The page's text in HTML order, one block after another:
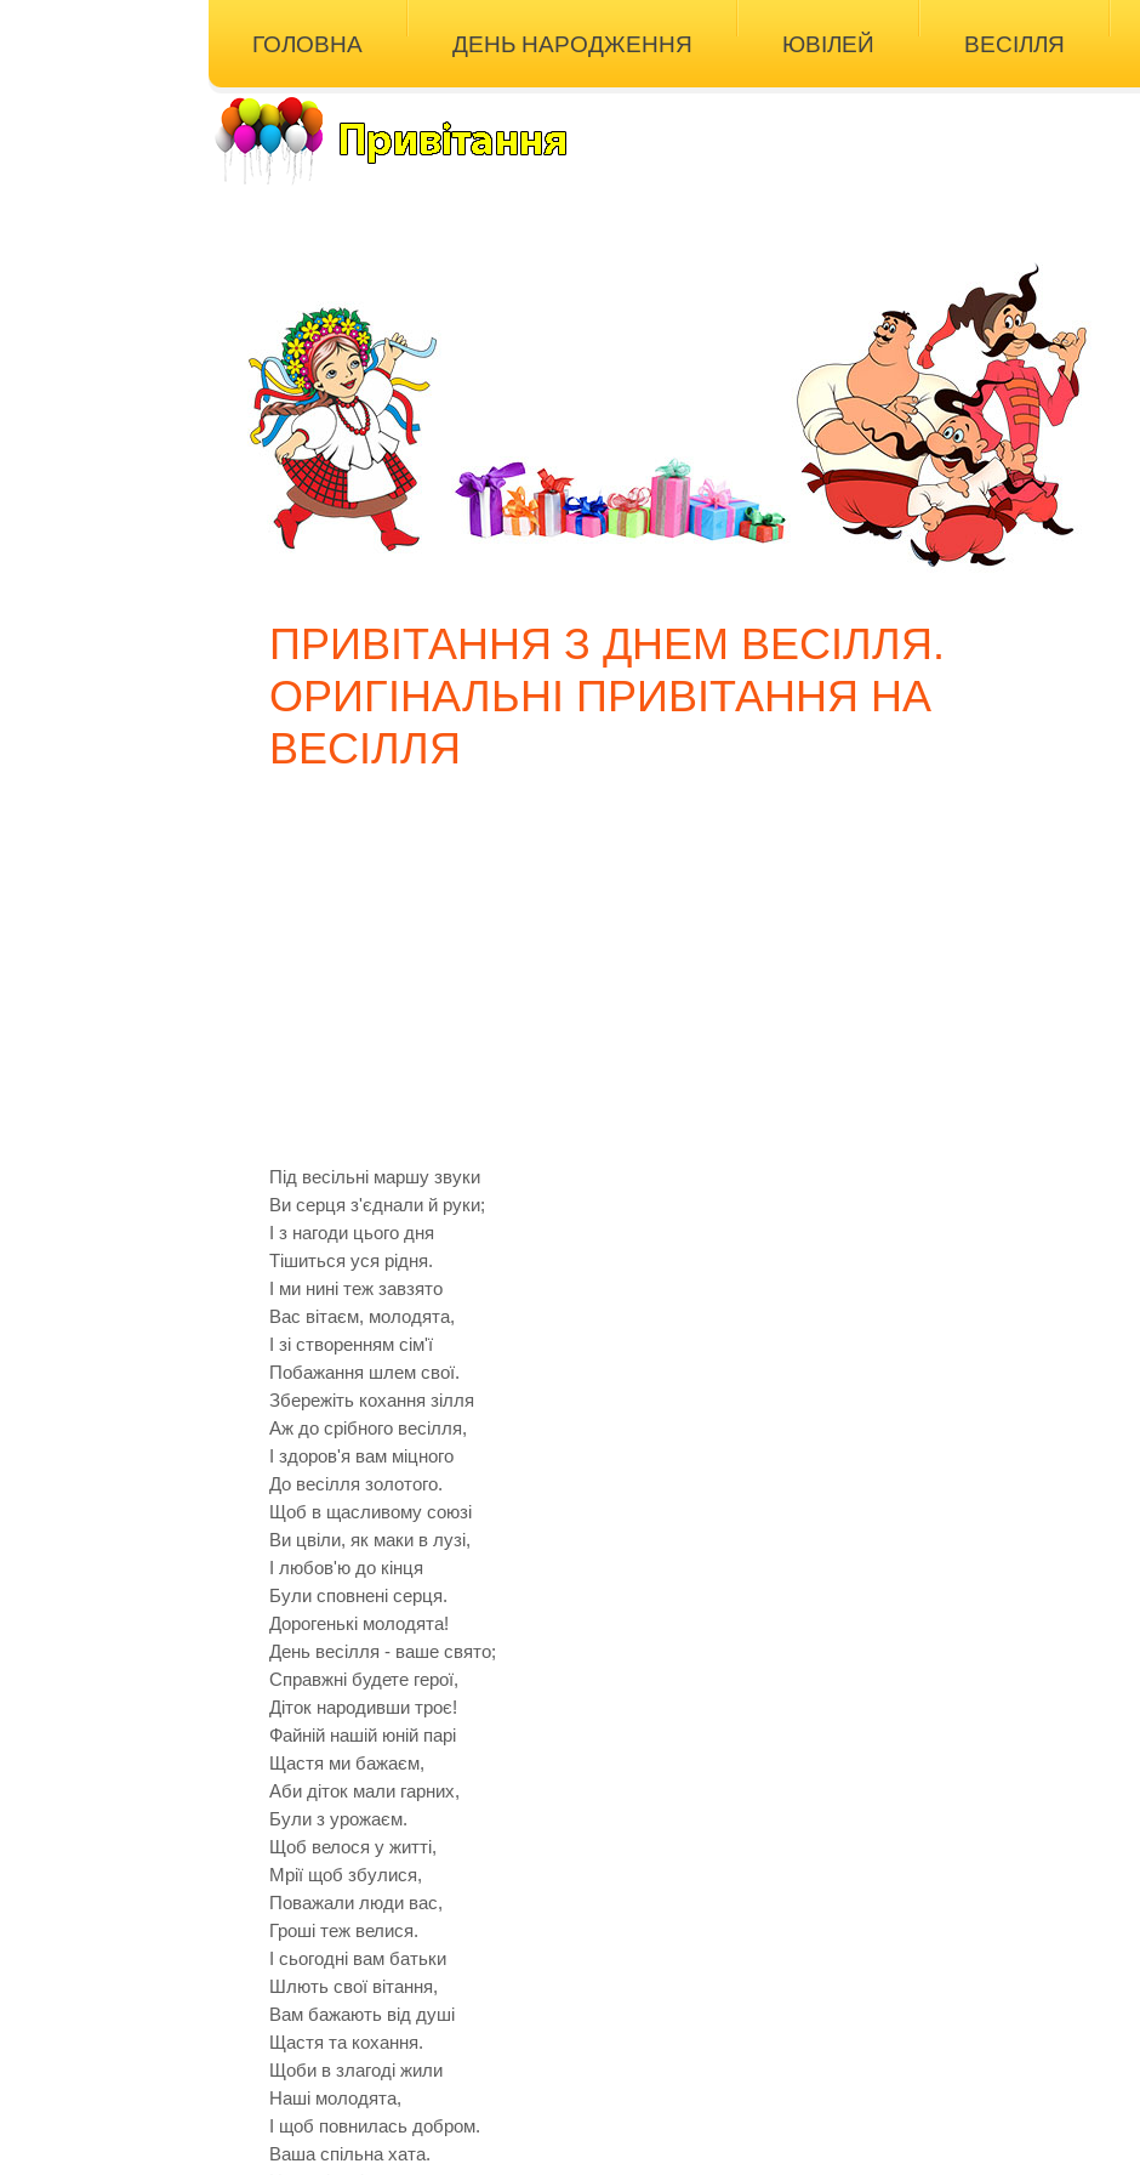
ГОЛОВНА ДЕНЬ НАРОДЖЕННЯ ЮВІЛЕЙ ВЕСІЛЛЯ
ІНШІ
ПРИВІТАННЯ З ДНЕМ ВЕСІЛЛЯ.
ОРИГІНАЛЬНІ ПРИВІТАННЯ НА
ВЕСІЛЛЯ
Під весільні маршу звуки
Ви серця з'єднали й руки;
І з нагоди цього дня
Тішиться уся рідня.
І ми нині теж завзято
Вас вітаєм, молодята,
І зі створенням сім'ї
Побажання шлем свої.
Збережіть кохання зілля
Аж до срібного весілля,
І здоров'я вам міцного
До весілля золотого.
Щоб в щасливому союзі
Ви цвіли, як маки в лузі,
І любов'ю до кінця
Були сповнені серця.
Дорогенькі молодята!
День весілля - ваше свято;
Справжні будете герої,
Діток народивши троє!
Файній нашій юній парі
Щастя ми бажаєм,
Аби діток мали гарних,
Були з урожаєм.
Щоб велося у житті,
Мрії щоб збулися,
Поважали люди вас,
Гроші теж велися.
І сьогодні вам батьки
Шлють свої вітання,
Вам бажають від душі
Щастя та кохання.
Щоби в злагоді жили
Наші молодята,
І щоб повнилась добром.
Ваша спільна хата.